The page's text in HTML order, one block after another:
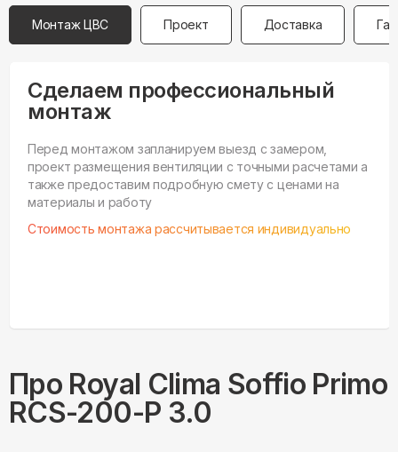
Монтаж ЦВС Проект Доставка
Сделаем профессиональный
монтаж
Перед монтажом запланируем выезд с замером,
проект размещения вентиляции с точными расчетами а
также предоставим подробную смету с ценами на
материалы и работу
Стоимость монтажа рассчитывается индивидуально
Про Royal Clima Soffio Primo
RCS-200-P 3.0